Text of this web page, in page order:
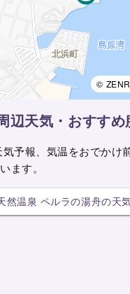
©
辺天気・おすすめ
予報、気温をおでかけ
ます。
然温泉 ペルラの湯舟の天